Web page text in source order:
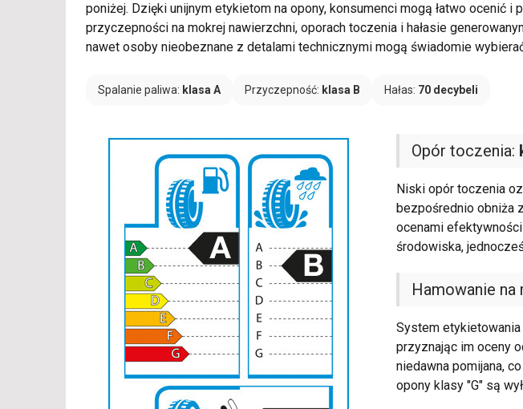
poniżej. Dzięki unijnym etykietom na opony, konsumenci mogą łatwo ocenić
przyczepności na mokrej nawierzchni, oporach toczenia i hałasie
nawet osoby nieobeznane z detalami technicznymi mogą świadomie
Spalanie paliwa: klasa A Przyczepność: klasa B Hałas: 70 decybeli
Opór toczenia:
Niski opór toczenia
bezpośrednio obniża
ocenami
środowiska,
Hamowanie na
System etykietowania
przyznając im oceny
niedawna pomijana,
opony klasy "G" są